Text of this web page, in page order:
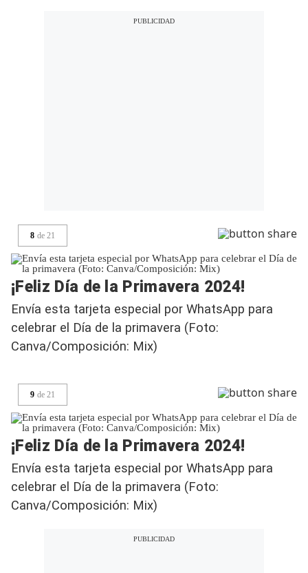
8 de 21
¡Feliz Día de la Primavera 2024!
Envía esta tarjeta especial por WhatsApp para
celebrar el Día de la primavera (Foto:
Canva/Composición: Mix)
9 de 21
¡Feliz Día de la Primavera 2024!
Envía esta tarjeta especial por WhatsApp para
celebrar el Día de la primavera (Foto:
Canva/Composición: Mix)